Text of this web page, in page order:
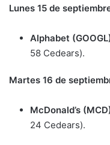
Lunes 15 de
Alphabet
58 Cedears).
Martes 16 de
McDonald’s
24 Cedears).